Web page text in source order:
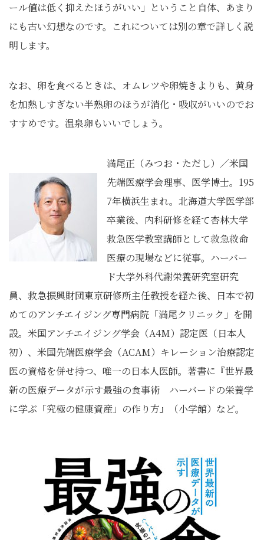
ール値は低く抑えたほうがいい」ということ自体、あまり
にも古い幻想なのです。これについては別の章で詳しく説
明します。
なお、卵を食べるときは、オムレツや卵焼きよりも、黄身
を加熱しすぎない半熟卵のほうが消化・吸収がいいのでお
すすめです。温泉卵もいいでしょう。
満尾正（みつお・ただし）／米国
先端医療学会理事、医学博士。195
7年横浜生まれ。北海道大学医学部
卒業後、内科研修を経て杏林大学
救急医学教室講師として救急救命
医療の現場などに従事。ハーバー
ド大学外科代謝栄養研究室研究
員、救急振興財団東京研修所主任教授を経た後、日本で初
めてのアンチエイジング専門病院「満尾クリニック」を開
設。米国アンチエイジング学会（A4M）認定医（日本人
初）、米国先端医療学会（ACAM）キレーション治療認定
医の資格を併せ持つ、唯一の日本人医師。著書に『世界最
新の医療データが示す最強の食事術 ハーバードの栄養学
に学ぶ「究極の健康資産」の作り方』（小学館）など。